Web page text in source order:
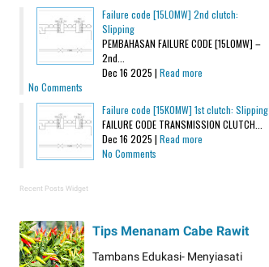
Failure code [15L0MW] 2nd clutch:
Slipping
PEMBAHASAN FAILURE CODE [15L0MW] –
2nd...
Dec 16 2025 | Read more
No Comments
Failure code [15K0MW] 1st clutch: Slipping
FAILURE CODE TRANSMISSION CLUTCH...
Dec 16 2025 | Read more
No Comments
Recent Posts Widget
Tips Menanam Cabe Rawit
Tambans Edukasi- Menyiasati